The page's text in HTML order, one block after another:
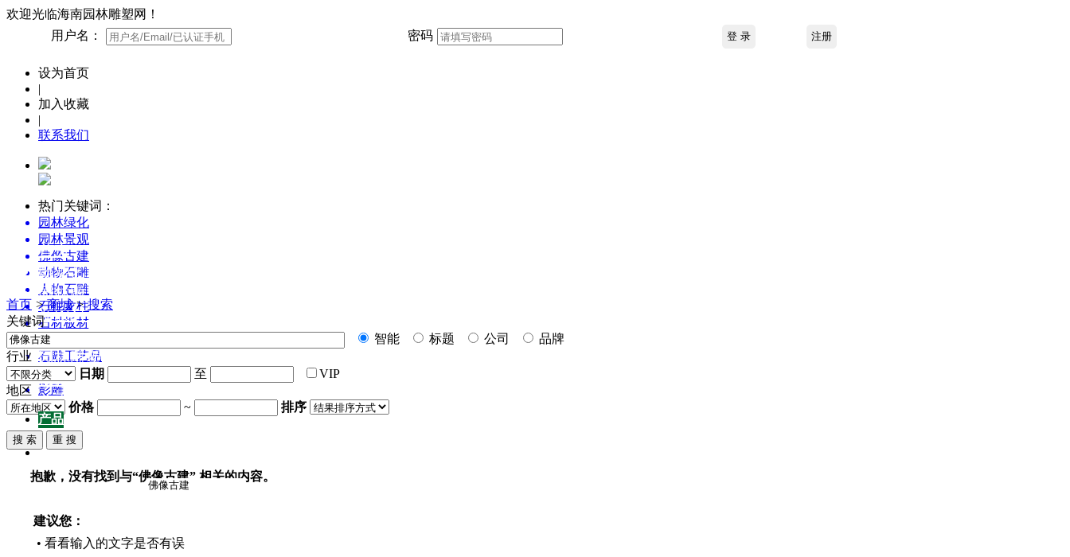
欢迎光临海南园林雕塑网！
用户名：
密码
设为首页
|
加入收藏
|
联系我们
热门关键词：
园林绿化
园林景观
佛像古建
动物石雕
人物石雕
石柱龙柱
石材板材
墓碑石碑
石雕工艺品
浮雕
影雕
产品
产品
供应
企业
首页
雕塑艺术博览
园林雕塑创意设计
新农村景观雕塑集锦
园林雕塑百科
园林雕塑百科
招商加盟
关于我们
首页 > 商城 > 搜索
关键词
智能
标题 公司
品牌
行业
日期
至
VIP
地区
价格
~ 排序
抱歉，没有找到与“佛像古建” 相关的内容。
建议您：
• 看看输入的文字是否有误